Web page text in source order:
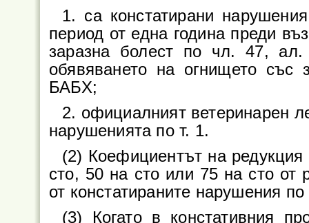
1. са констатирани
период от една година преди
заразна болест по чл. 47,
обявяването на огнището със
БАБХ;
2. официалният ветеринарен
нарушенията по т. 1.
(2) Коефициентът на
сто, 50 на сто или 75 на сто от
от констатираните нарушения
(3) Когато в констативния